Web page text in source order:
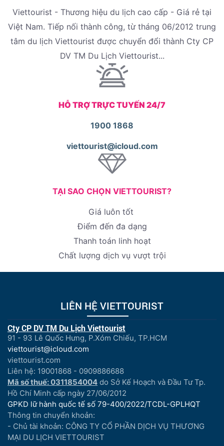
Viettourist - Thương hiệu du lịch cao cấp - Giá rẻ tại
Việt Nam. Tiếp nối thành công, từ tháng 06/2012 trung
tâm du lịch Viettourist được chuyển đổi thành Cty CP
DV TM Du Lịch Viettourist...
HỖ TRỢ TRỰC TUYẾN 24/7
1900 1868
viettourist@icloud.com
TẠI SAO CHỌN VIETTOURIST?
Giá luôn tốt
Điểm đến đa dạng
Thanh toán linh hoạt
Chất lượng dịch vụ vượt trội
LIÊN HỆ VIETTOURIST
Cty CP DV TM Du Lịch Viettourist
91 - 93 Lê Quốc Hưng, P.Xóm Chiếu, TP.HCM
viettourist@icloud.com
viettourist.com
Liên hệ: 19001868 - 0909886688
Mã số thuế: 0311854004 do Sở Kế Hoạch và Đầu Tư Tp.
Hồ Chí Minh cấp ngày 27/06/2012
GPKD lữ hành quốc tế số 79-400/2022/TCDL-GPLHQT
Thông tin chuyển khoản:
- Chủ tài khoản: CÔNG TY CỔ PHẦN DỊCH VỤ THƯƠNG
MẠI DU LỊCH VIETTOURIST